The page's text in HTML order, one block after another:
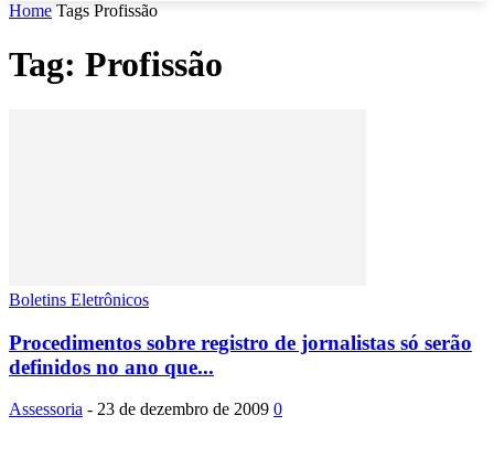
Home Tags Profissão
Tag: Profissão
Boletins Eletrônicos
Procedimentos sobre registro de jornalistas só serão
definidos no ano que...
Assessoria - 23 de dezembro de 2009 0